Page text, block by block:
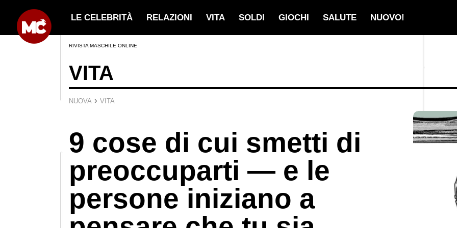
LE CELEBRITÀ RELAZIONI VITA SOLDI GIOCHI SALUTE NUOVO!
RIVISTA MASCHILE ONLINE
VITA
NUOVA › VITA
9 cose di cui smetti di
preoccuparti — e le
persone iniziano a